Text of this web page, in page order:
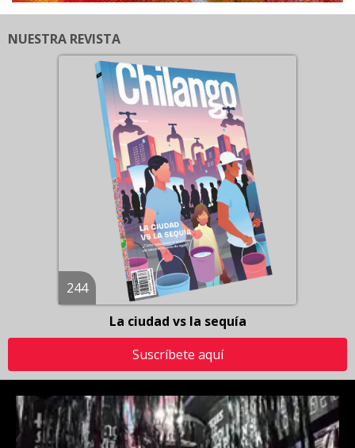
NUESTRA REVISTA
244
La ciudad vs la sequía
Suscríbete aquí